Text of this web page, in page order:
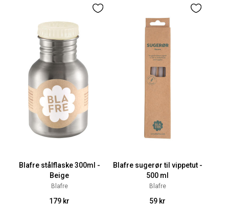
Blafre stålflaske 300ml -
Beige
Blafre
179 kr
Blafre sugerør til vippetut -
500 ml
Blafre
59 kr